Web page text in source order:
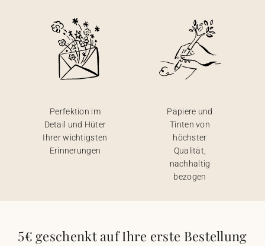
Perfektion im
Detail und Hüter
Ihrer wichtigsten
Erinnerungen
Papiere und
Tinten von
höchster
Qualität,
nachhaltig
bezogen
5€ geschenkt auf Ihre erste Bestellung